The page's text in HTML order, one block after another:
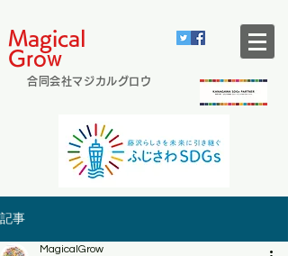
Magical
Grow
合同会社マジカルグロウ
記事
MagicalGrow